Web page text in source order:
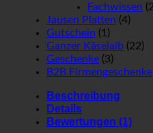
Fachwissen
Jausen Platten (4)
Gutschein (1)
Ganzer Käselaib (22)
Geschenke (3)
B2B Firmengeschenke
Beschreibung
Details
Bewertungen (1)